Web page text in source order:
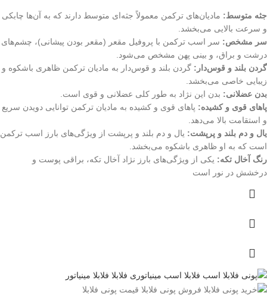
جثه متوسط: مادیان‌های ترکمن معمولاً جثه‌ای متوسط دارند که به آن‌ها چابکی
و سرعت بالایی می‌بخشد.
سر مشخص: سر اسب ترکمن با پروفیل مقعر (مقعر بودن پیشانی)، چشم‌های
درشت و براق، و بینی پهن مشخص می‌شود.
گردن بلند و قوس‌دار: گردن بلند و قوس‌دار به مادیان ترکمن ظاهری باشکوه و
زیبایی خاصی می‌بخشد.
بدن عضلانی: بدن این نژاد به طور کلی عضلانی و قوی است.
پاهای قوی و کشیده: پاهای قوی و کشیده به مادیان ترکمن توانایی دویدن سریع
و استقامت بالا می‌دهد.
یال و دم بلند و پرپشت: یال و دم بلند و پرپشت از ویژگی‌های بارز اسب ترکمن
است که به او ظاهری باشکوه می‌بخشد.
رنگ آخال تکه: یکی از ویژگی‌های بارز نژاد آخال تکه، براقی پوست و
درخشش در نور است